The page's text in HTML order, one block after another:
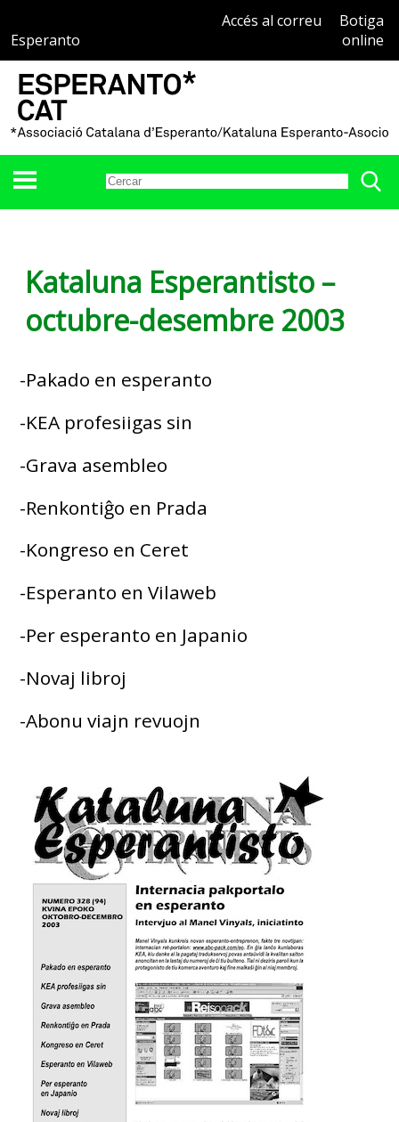
Esperanto
Accés al correu
Botiga
online
Kataluna Esperantisto –
octubre-desembre 2003
-Pakado en esperanto
-KEA profesiigas sin
-Grava asembleo
-Renkontiĝo en Prada
-Kongreso en Ceret
-Esperanto en Vilaweb
-Per esperanto en Japanio
-Novaj libroj
-Abonu viajn revuojn